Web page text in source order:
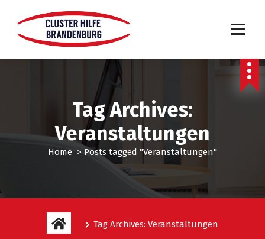
Tag Archives:
Veranstaltungen
Home > Posts tagged "Veranstaltungen"
Tag Archives: Veranstaltungen